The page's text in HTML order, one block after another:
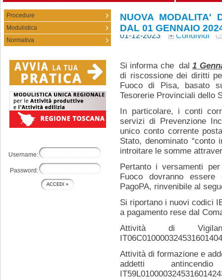
Procedure
Modulistica
Normativa
Username:
Password:
NUOVA MODALITA'
DAL 01 GENNAIO
01-12-2023 Condividi
Si informa che dal1
di riscossione dei diritti
Fuoco di Pisa, basato
Tesorerie Provinciali dello
In particolare, i conti
servizi di Prevenzione
unico conto corrente
Stato, denominato
introitare le somme
Pertanto i versamenti
Fuoco dovranno essere
PagoPA, rinvenibile al
Si riportano i nuovi codici
a pagamento rese dal
Attività di
Attività di formazione e
addetti